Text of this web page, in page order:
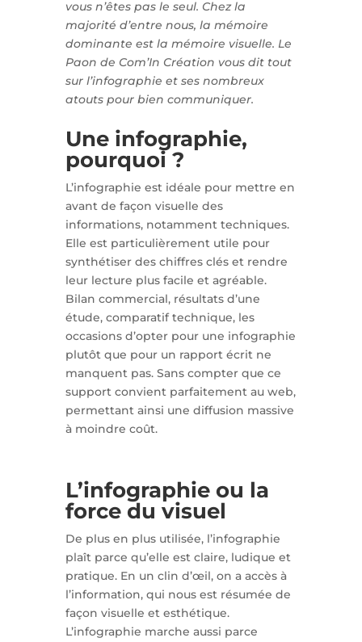
vous n’êtes pas le seul. Chez la
majorité d’entre nous, la mémoire
dominante est la mémoire visuelle. Le
Paon de Com’In Création vous dit tout
sur l’infographie et ses nombreux
atouts pour bien communiquer.
Une infographie,
pourquoi ?
L’infographie est idéale pour mettre en
avant de façon visuelle des
informations, notamment techniques.
Elle est particulièrement utile pour
synthétiser des chiffres clés et rendre
leur lecture plus facile et agréable.
Bilan commercial, résultats d’une
étude, comparatif technique, les
occasions d’opter pour une infographie
plutôt que pour un rapport écrit ne
manquent pas. Sans compter que ce
support convient parfaitement au web,
permettant ainsi une diffusion massive
à moindre coût.
L’infographie ou la
force du visuel
De plus en plus utilisée, l’infographie
plaît parce qu’elle est claire, ludique et
pratique. En un clin d’œil, on a accès à
l’information, qui nous est résumée de
façon visuelle et esthétique.
L’infographie marche aussi parce